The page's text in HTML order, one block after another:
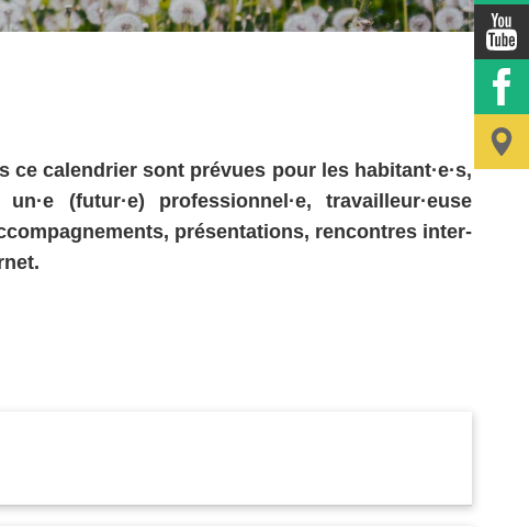
ce calendrier sont prévues pour les habitant·e·s,
(futur·e) professionnel·e, travailleur·euse
présentations, rencontres inter-